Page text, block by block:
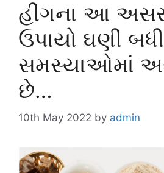
હીંગના આ
ઉપાયો ઘણી બધી
સમસ્યાઓમાં
છે…
10th May 2022 by admin